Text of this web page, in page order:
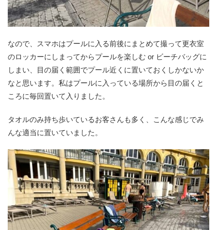
なので、スマホはプールに入る前後にまとめて撮って更衣室
のロッカーにしまってからプールを楽しむ or ビーチバッグに
しまい、目の届く範囲でプール近くに置いておくしかないか
なと思います。私はプールに入っている場所から目の届くと
ころに毎回置いて入りました。
タオルのみ持ち歩いているお客さんも多く、こんな感じでみ
んな適当に置いていました。